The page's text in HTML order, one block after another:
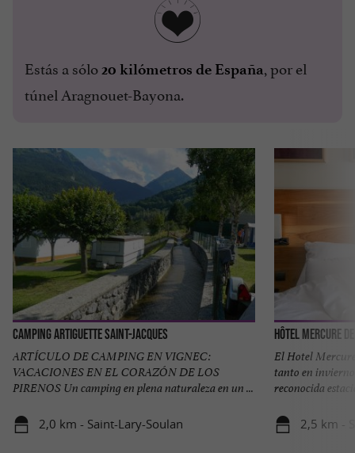
Estás a sólo20 kilómetros de España, por el
túnel Aragnouet-Bayona.
Camping Artiguette Saint-Jacques
ARTÍCULO DE CAMPING EN VIGNEC:
VACACIONES EN EL CORAZÓN DE LOS
PIRENOS Un camping en plena naturaleza en un ...
2,0 km - Saint-Lary-Soulan
Hôtel Mercure
El Hotel
tanto en
reconocida
2,5 km -